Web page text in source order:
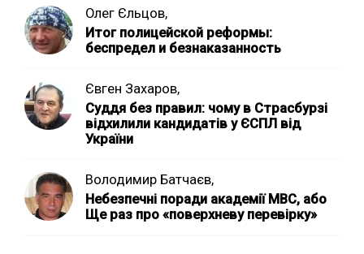
Олег Єльцов,
Итог полицейской реформы:
беспредел и безнаказанность
Євген Захаров,
Суддя без правил: чому в Страсбурзі
відхилили кандидатів у ЄСПЛ від
України
Володимир Батчаєв,
Небезпечні поради академії МВС, або
Ще раз про «поверхневу перевірку»